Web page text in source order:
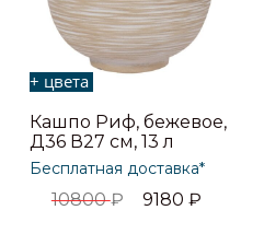
+ цвета
Кашпо Риф, бежевое,
Д36 В27 см, 13 л
Бесплатная доставка*
10800₽ 9180 ₽